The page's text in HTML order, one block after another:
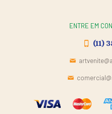
ENTRE EM
(11)